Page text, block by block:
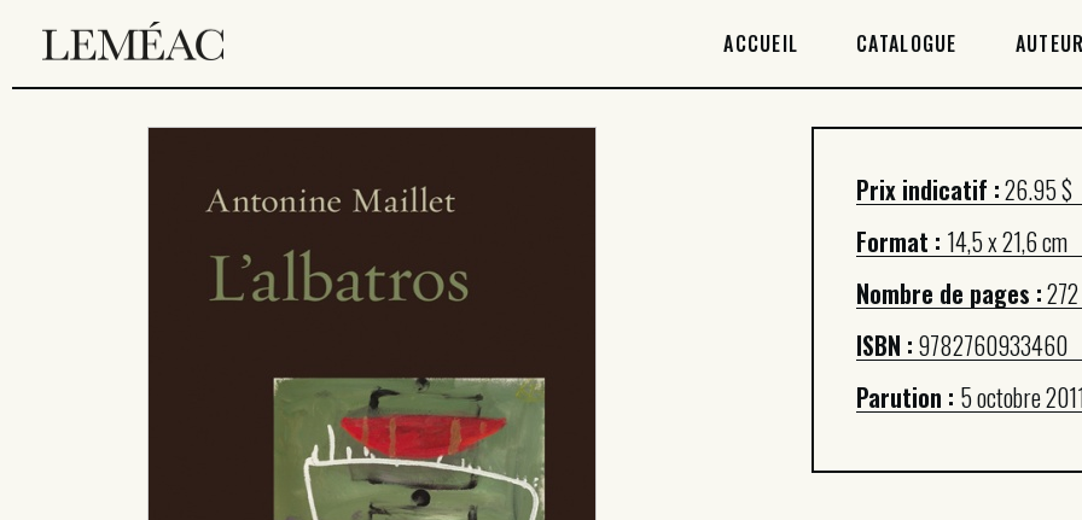
ACCUEIL CATALOGUE
CATALOGUE
Prix indicatif :26.95 $
Format : 14,5 x 21,6 cm
Nombre de pages :272
ISBN : 9782760933460
Parution : 5 octobre